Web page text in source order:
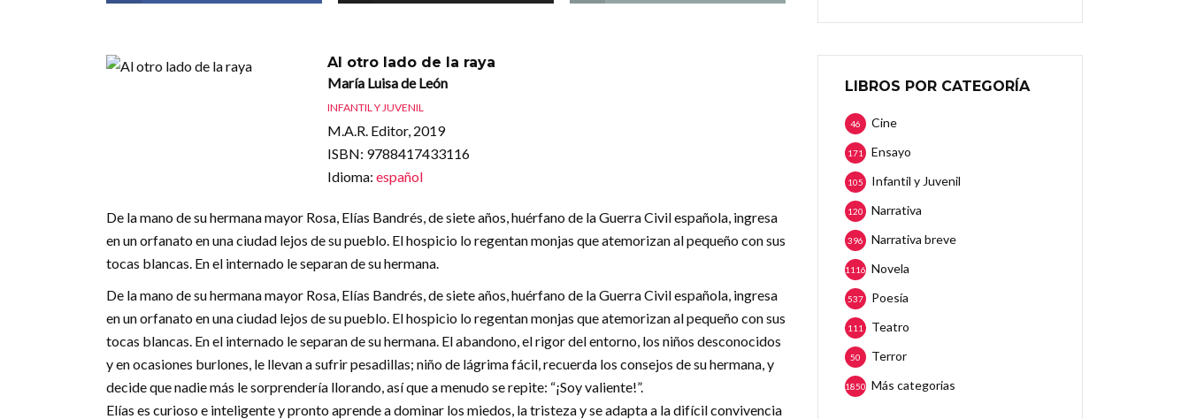
Al otro lado de la raya
María Luisa de León
INFANTIL Y JUVENIL
M.A.R. Editor, 2019
ISBN: 9788417433116
Idioma: español
De la mano de su hermana mayor Rosa, Elías Bandrés, de siete años, huérfano de la Guerra Civil española, ingresa
en un orfanato en una ciudad lejos de su pueblo. El hospicio lo regentan monjas que atemorizan al pequeño con sus
tocas blancas. En el internado le separan de su hermana.
De la mano de su hermana mayor Rosa, Elías Bandrés, de siete años, huérfano de la Guerra Civil española, ingresa
en un orfanato en una ciudad lejos de su pueblo. El hospicio lo regentan monjas que atemorizan al pequeño con sus
tocas blancas. En el internado le separan de su hermana. El abandono, el rigor del entorno, los niños desconocidos
y en ocasiones burlones, le llevan a sufrir pesadillas; niño de lágrima fácil, recuerda los consejos de su hermana, y
decide que nadie más le sorprendería llorando, así que a menudo se repite: “¡Soy valiente!”.
Elías es curioso e inteligente y pronto aprende a dominar los miedos, la tristeza y se adapta a la difícil convivencia
LIBROS POR CATEGORÍA
Cine
46
Ensayo
171
Infantil y Juvenil
105
Narrativa
120
Narrativa breve
396
Novela
1116
Poesía
537
Teatro
111
Terror
50
Más categorias
1850